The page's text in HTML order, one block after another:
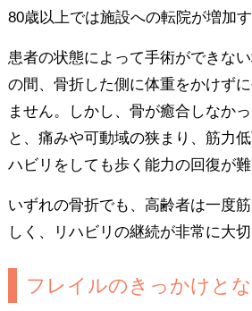
80歳以上では施設への転院が増加
患者の状態によって手術ができな
の間、骨折した側に体重をかけず
ません。しかし、骨が癒合しなか
と、痛みや可動域の狭まり、筋力
ハビリをしても歩く能力の回復が難
いずれの骨折でも、高齢者は一度
しく、リハビリの継続が非常に大切
フレイルのきっかけと